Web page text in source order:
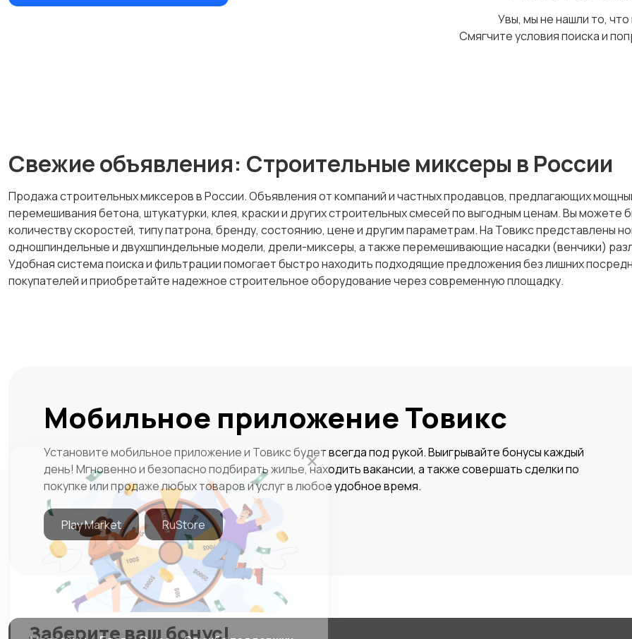
Увы, мы не нашли то, что
Смягчите условия поиска и
Свежие объявления: Строительные миксеры в России
Продажа строительных миксеров в России. Объявления от компаний и частных продавцов, предлагающих
перемешивания бетона, штукатурки, клея, краски и других строительных смесей по выгодным ценам. Вы
количеству скоростей, типу патрона, бренду, состоянию, цене и другим параметрам. На Товикс представлены
одношпиндельные и двухшпиндельные модели, дрели-миксеры, а также перемешивающие насадки (венчики)
Удобная система поиска и фильтрации помогает быстро находить подходящие предложения без лишних
покупателей и приобретайте надежное строительное оборудование через современную площадку.
Мобильное приложение Товикс
Установите мобильное приложение и Товикс будет всегда под рукой. Выигрывайте бонусы каждый
день! Мгновенно и безопасно подбирать жилье, находить вакансии, а также совершать сделки по
покупке или продаже любых товаров и услуг в любое удобное время.
Play Market RuStore
×
Заберите ваш бонус!